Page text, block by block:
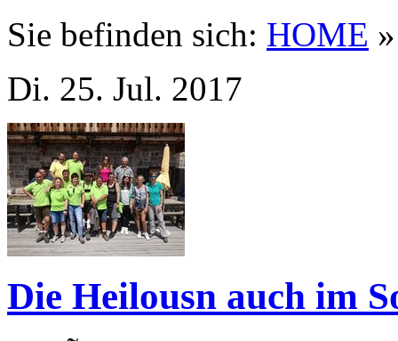
Sie befinden sich: HOME
Di. 25. Jul. 2017
Die Heilousn auch im